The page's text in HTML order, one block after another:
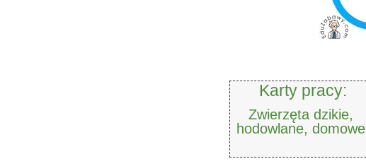
Karty pracy:
Zwierzęta dzikie,
hodowlane, domowe